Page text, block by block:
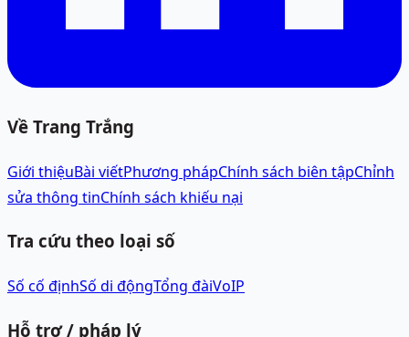
Về Trang Trắng
Giới thiệuBài viếtPhương phápChính sách biên tậpChỉnh
sửa thông tinChính sách khiếu nại
Tra cứu theo loại số
Số cố địnhSố di độngTổng đàiVoIP
Hỗ trợ / pháp lý